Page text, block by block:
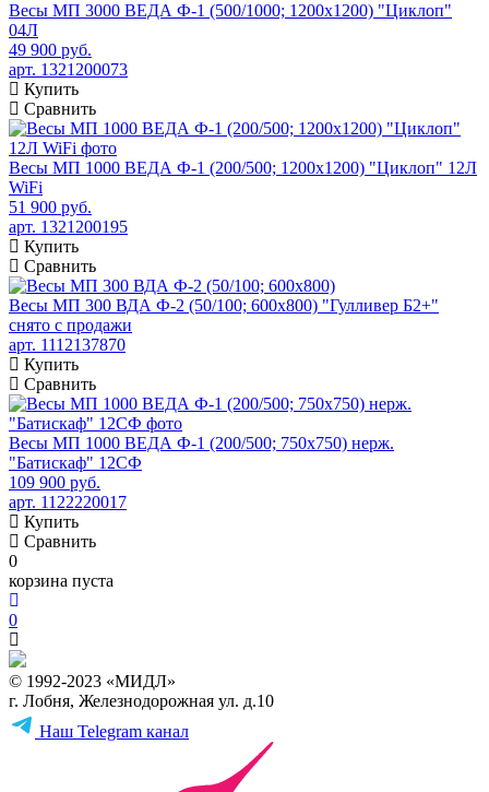
Весы МП 3000 ВЕДА Ф-1 (500/1000; 1200х1200) "Циклоп"
04Л
49 900 руб.
арт. 1321200073
Купить
Сравнить
Весы МП 1000 ВЕДА Ф-1 (200/500; 1200х1200) "Циклоп" 12Л
WiFi
51 900 руб.
арт. 1321200195
Купить
Сравнить
Весы МП 300 ВДА Ф-2 (50/100; 600х800) "Гулливер Б2+"
снято с продажи
арт. 1112137870
Купить
Сравнить
Весы МП 1000 ВЕДА Ф-1 (200/500; 750х750) нерж.
"Батискаф" 12СФ
109 900 руб.
арт. 1122220017
Купить
Сравнить
0
корзина пуста
0
© 1992-2023 «МИДЛ»
г. Лобня, Железнодорожная ул. д.10
Наш Telegram канал